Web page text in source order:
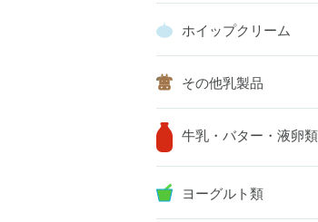
ホイップクリーム
その他乳製品
牛乳・バター・液卵類
ヨーグルト類